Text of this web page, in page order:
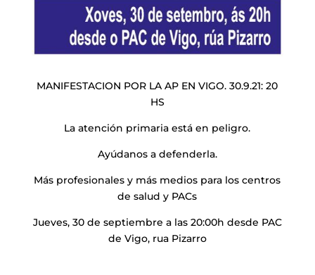
MANIFESTACION POR LA AP EN VIGO. 30.9.21: 20
HS
La atención primaria está en peligro.
Ayúdanos a defenderla.
Más profesionales y más medios para los centros
de salud y PACs
Jueves, 30 de septiembre a las 20:00h desde PAC
de Vigo, rua Pizarro